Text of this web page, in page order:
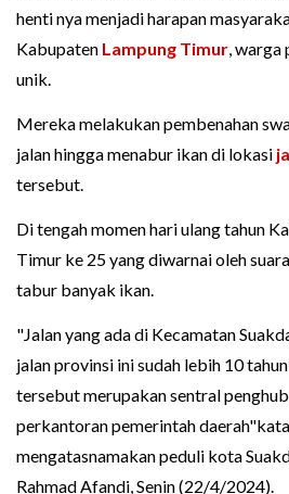
henti nya menjadi harapan
Kabupaten Lampung Timur, warga
unik.
Mereka melakukan pembenahan
jalan hingga menabur ikan di lokasi
tersebut.
Di tengah momen hari ulang tahun
Timur ke 25 yang diwarnai oleh
tabur banyak ikan.
"Jalan yang ada di Kecamatan
jalan provinsi ini sudah lebih 10
tersebut merupakan sentral
perkantoran pemerintah
mengatasnamakan peduli kota
Rahmad Afandi, Senin (22/4/2024).